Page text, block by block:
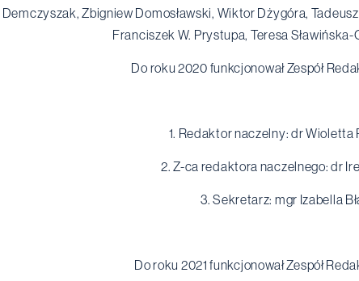
Demczyszak, Zbigniew Domosławski, Wiktor Dżygóra,
Franciszek W. Prystupa, Teresa
Do roku 2020 funkcjonował Zespół
1. Redaktor naczelny: dr Wioletta
2. Z-ca redaktora naczelnego: dr
3. Sekretarz: mgr Izabella
Do roku 2021 funkcjonował Zespół